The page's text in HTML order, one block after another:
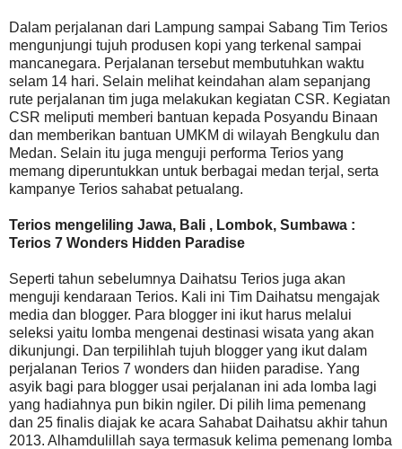
Dalam perjalanan dari Lampung sampai Sabang Tim Terios
mengunjungi tujuh produsen kopi yang terkenal sampai
mancanegara. Perjalanan tersebut membutuhkan waktu
selam 14 hari. Selain melihat keindahan alam sepanjang
rute perjalanan tim juga melakukan kegiatan CSR. Kegiatan
CSR meliputi memberi bantuan kepada Posyandu Binaan
dan memberikan bantuan UMKM di wilayah Bengkulu dan
Medan. Selain itu juga menguji performa Terios yang
memang diperuntukkan untuk berbagai medan terjal, serta
kampanye Terios sahabat petualang.
Terios mengeliling Jawa, Bali , Lombok, Sumbawa :
Terios 7 Wonders Hidden Paradise
Seperti tahun sebelumnya Daihatsu Terios juga akan
menguji kendaraan Terios. Kali ini Tim Daihatsu mengajak
media dan blogger. Para blogger ini ikut harus melalui
seleksi yaitu lomba mengenai destinasi wisata yang akan
dikunjungi. Dan terpilihlah tujuh blogger yang ikut dalam
perjalanan Terios 7 wonders dan hiiden paradise. Yang
asyik bagi para blogger usai perjalanan ini ada lomba lagi
yang hadiahnya pun bikin ngiler. Di pilih lima pemenang
dan 25 finalis diajak ke acara Sahabat Daihatsu akhir tahun
2013. Alhamdulillah saya termasuk kelima pemenang lomba